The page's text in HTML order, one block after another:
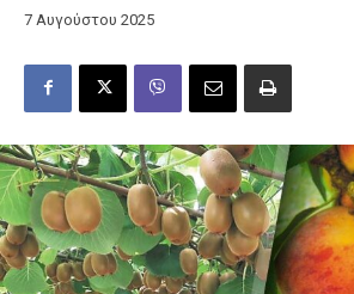
7 Αυγούστου 2025